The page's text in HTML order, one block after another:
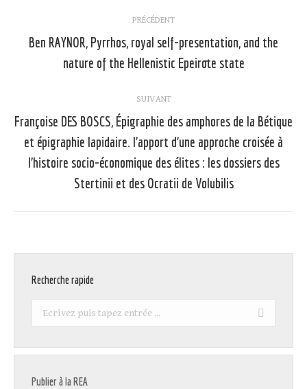
article
PRÉCÉDENT
Article
précédent
Ben RAYNOR, Pyrrhos, royal self-presentation, and the
nature of the Hellenistic Epeirote state
SUIVANT
Article
suivant
:
Françoise DES BOSCS, Épigraphie des amphores de la Bétique
et épigraphie lapidaire. l’apport d’une approche croisée à
l’histoire socio-économique des élites : les dossiers des
Stertinii et des Ocratii de Volubilis
Recherche rapide
Recherche
Publier à la REA